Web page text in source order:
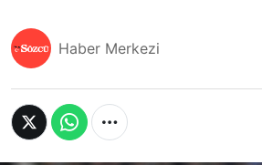
Haber Merkezi